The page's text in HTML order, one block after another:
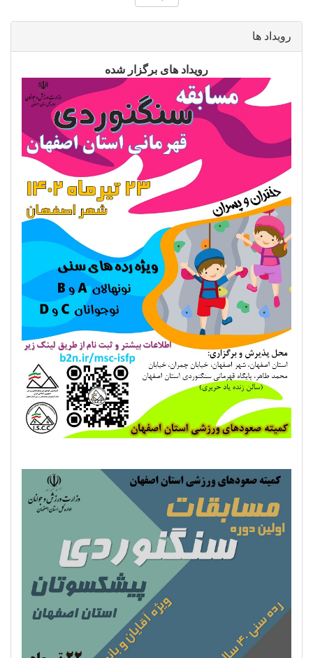
رویداد ها
رویداد های برگزار شده